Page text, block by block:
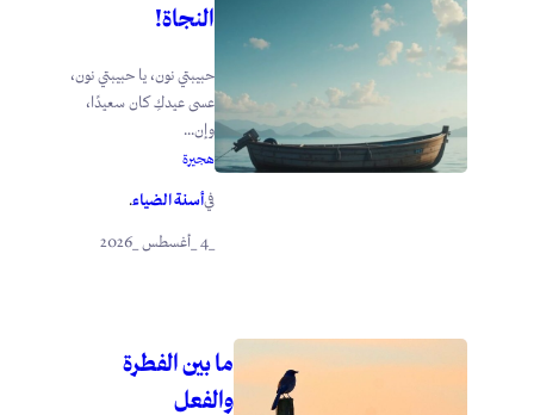
النجاة!
حبيبتي نون، يا حبيبتي نون،
عسى عيدكِ كان سعيدًا،
وإن...
هجيرة
فيأسنة الضياء.
ما بين الفطرة
والفعل